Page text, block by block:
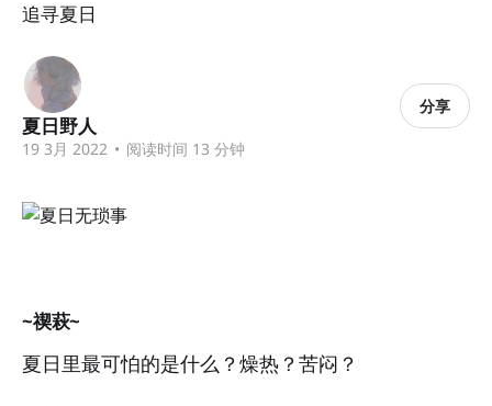
追寻夏日
夏日野人
19 3月 2022 • 阅读时间 13 分钟
分享
~禊萩~
夏日里最可怕的是什么？燥热？苦闷？